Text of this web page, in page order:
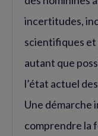
incertitudes,
scientifiques et
autant que
l’état actuel
Une démarche
comprendre la